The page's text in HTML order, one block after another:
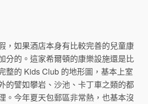
，如果酒店本身有比較完善的兒童康
分的。這家希爾頓的康樂設施還是比
整的 Kids Club 的地形圖，基本上室
的譬如攀岩、沙池、卡丁車之類的都
。今年夏天包郵區非常熱，也基本沒